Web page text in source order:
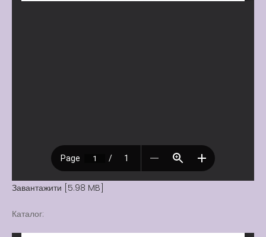
Завантажити [5.98 MB]
Каталог: